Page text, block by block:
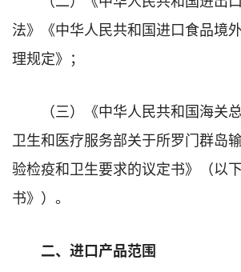
法》《中华人民共和国进口食品境
理规定》；
（三）《中华人民共和国海关
卫生和医疗服务部关于所罗门群岛
验检疫和卫生要求的议定书》（以
书》）。
二、进口产品范围